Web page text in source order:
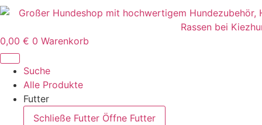
0,00 € 0 Warenkorb
Suche
Alle Produkte
Futter
Schließe Futter Öffne Futter